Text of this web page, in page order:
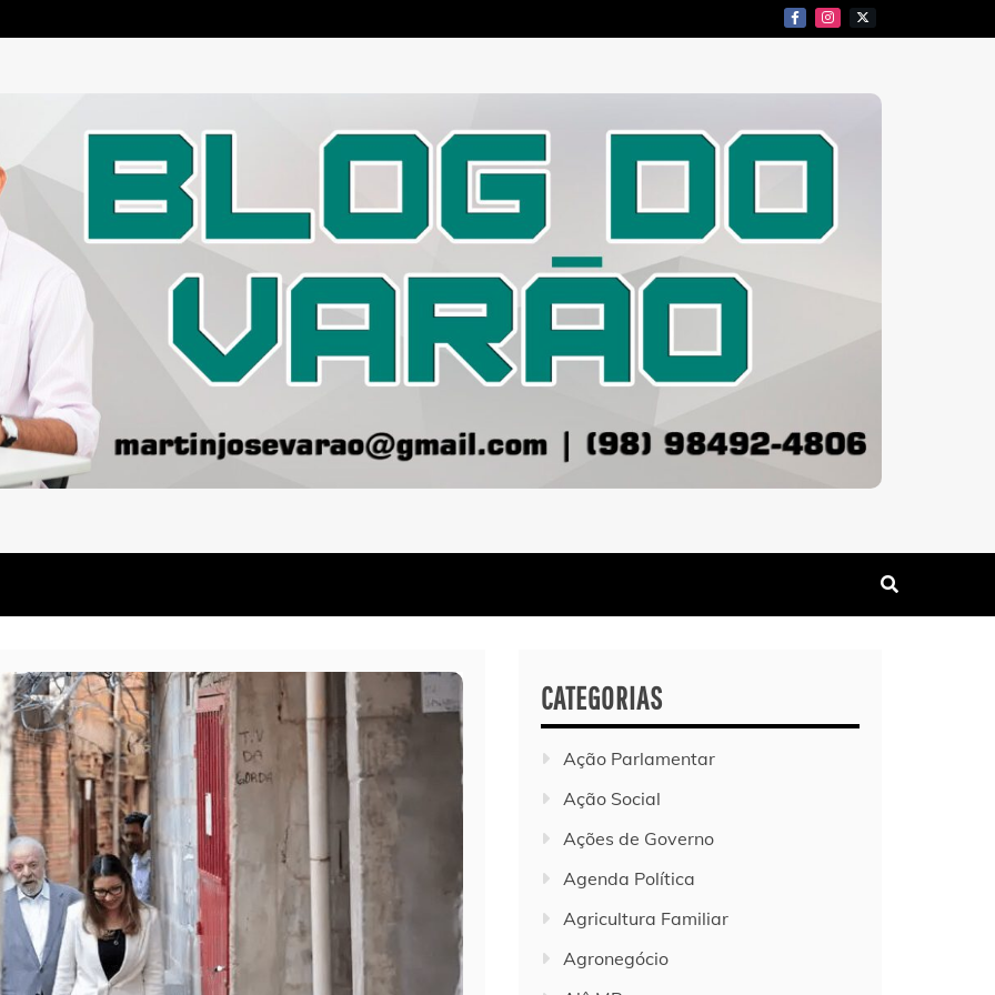
CATEGORIAS
Ação Parlamentar
Ação Social
Ações de Governo
Agenda Política
Agricultura Familiar
Agronegócio